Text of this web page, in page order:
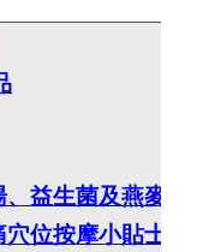
益生菌及燕麥
位按摩小貼士